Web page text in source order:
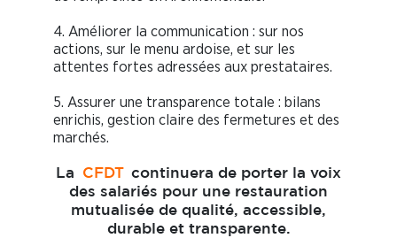
4. Améliorer la communication : sur nos
actions, sur le menu ardoise, et sur les
attentes fortes adressées aux prestataires.
5. Assurer une transparence totale : bilans
enrichis, gestion claire des fermetures et des
marchés.
La CFDT
continuera de porter la voix
des salariés pour une restauration
mutualisée de qualité, accessible,
durable et transparente.